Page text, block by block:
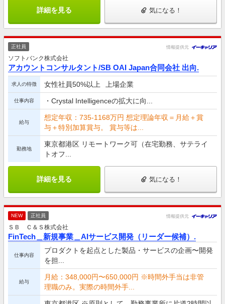
詳細を見る 気になる！
正社員 情報提供元
ソフトバンク株式会社
アカウントコンサルタント/SB OAI Japan合同会社 出向.
求人の特徴 女性社員50%以上 上場企業
仕事内容 ・Crystal Intelligenceの拡大に向...
給与
想定年収：735-1168万円 想定理論年収＝月給＋賞
与＋特別加算賞与。 賞与等は...
勤務地
東京都港区 リモートワーク可（在宅勤務、サテライ
トオフ...
詳細を見る 気になる！
NEW 正社員 情報提供元
ＳＢ Ｃ＆Ｓ株式会社
FinTech＿新規事業＿AIサービス開発（リーダー候補）.
仕事内容
プロダクトを起点とした製品・サービスの企画〜開発
を担...
給与
月給：348,000円〜650,000円 ※時間外手当は非管
理職のみ。実際の時間外手...